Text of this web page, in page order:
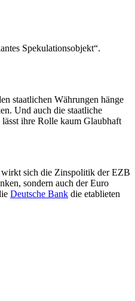
Spekulationsobjekt“.
staatlichen Währungen hänge
Und auch die staatliche
ihre Rolle kaum Glaubhaft
wirkt sich die Zinspolitik der EZB
sondern auch der Euro
Deutsche Bank die etablieten